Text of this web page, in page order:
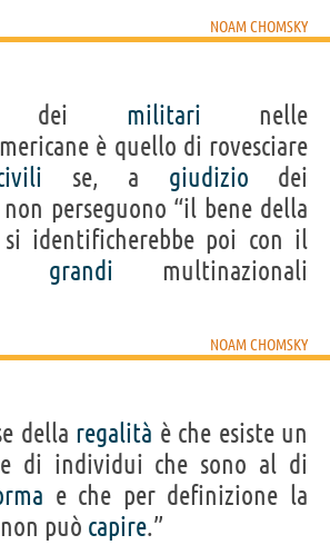
NOAM CHOMSKY
dei militari nelle
è quello di rovesciare
se, a giudizio dei
non perseguono “il bene della
si identificherebbe poi con il
grandi multinazionali
NOAM CHOMSKY
della regalità è che esiste un
di individui che sono al di
e che per definizione la
può capire.”